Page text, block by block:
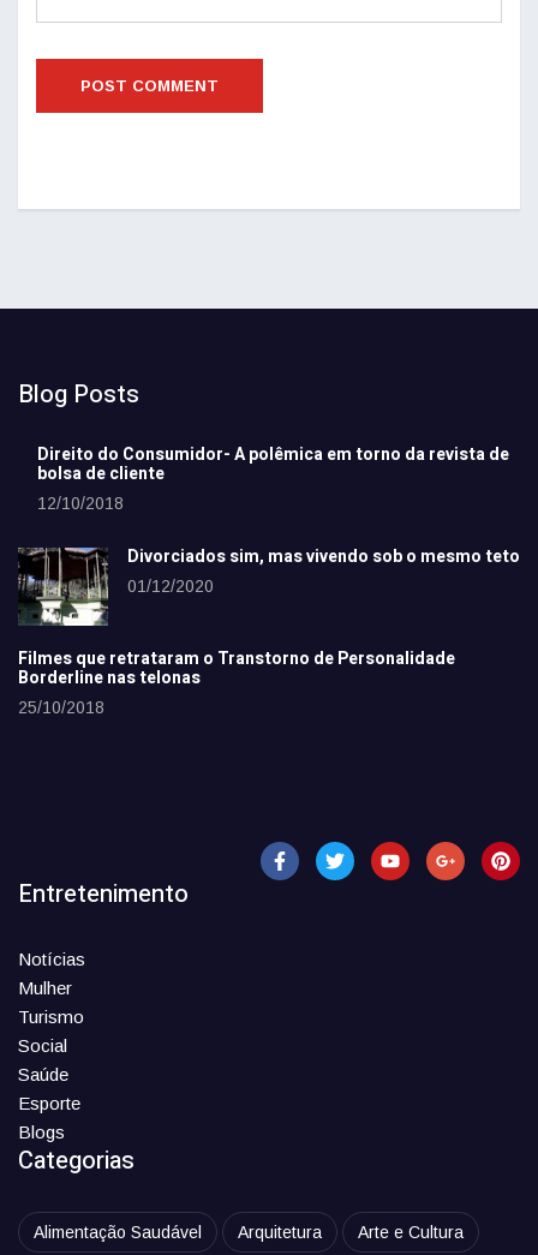
Blog Posts
Direito do Consumidor- A polêmica em torno da revista de
bolsa de cliente
12/10/2018
Divorciados sim, mas vivendo sob o mesmo teto
01/12/2020
Filmes que retrataram o Transtorno de Personalidade
Borderline nas telonas
25/10/2018
Entretenimento
Notícias
Mulher
Turismo
Social
Saúde
Esporte
Blogs
Categorias
Alimentação Saudável Arquitetura Arte e Cultura